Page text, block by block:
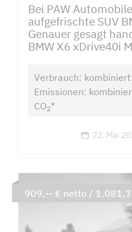
Bei PAW
aufgefrischte SUV
Genauer gesagt
BMW X6 xDrive40i
Verbrauch:
Emissionen:
CO2*
22. Mai
909,-- € netto /